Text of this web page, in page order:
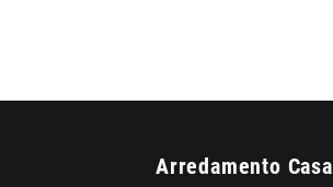
Arredamento Casa